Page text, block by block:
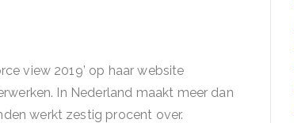
view 2019’ op haar website
In Nederland maakt meer dan
werkt zestig procent over.